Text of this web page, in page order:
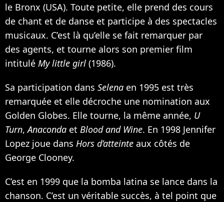
le Bronx (USA). Toute petite, elle prend des cours
de chant et de danse et participe à des spectacles
musicaux. C’est là qu’elle se fait remarquer par
des agents, et tourne alors son premier film
intitulé My little girl (1986).
Sa participation dans Selena en 1995 est très
remarquée et elle décroche une nomination aux
Golden Globes. Elle tourne, la même année, U
Turn,Anaconda et Blood and Wine. En 1998 Jennifer
Lopez joue dans Hors d’atteinte aux côtés de
George Clooney.
C’est en 1999 que la bomba latina se lance dans la
chanson. C’est un véritable succès, à tel point que